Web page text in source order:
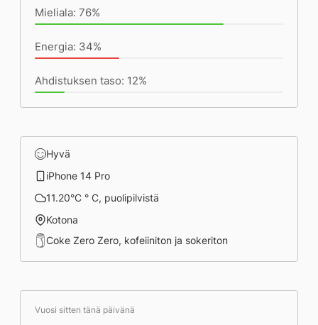
Mieliala: 76%
Energia: 34%
Ahdistuksen taso: 12%
Hyvä
iPhone 14 Pro
11.20°C ° C, puolipilvistä
Kotona
Coke Zero Zero, kofeiiniton ja sokeriton
Vuosi sitten tänä päivänä